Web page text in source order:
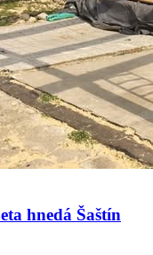
hnedá Šaštín